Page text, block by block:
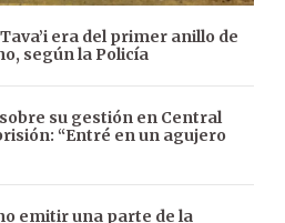
era del primer anillo de
según la Policía
su gestión en Central
“Entré en un agujero
emitir una parte de la